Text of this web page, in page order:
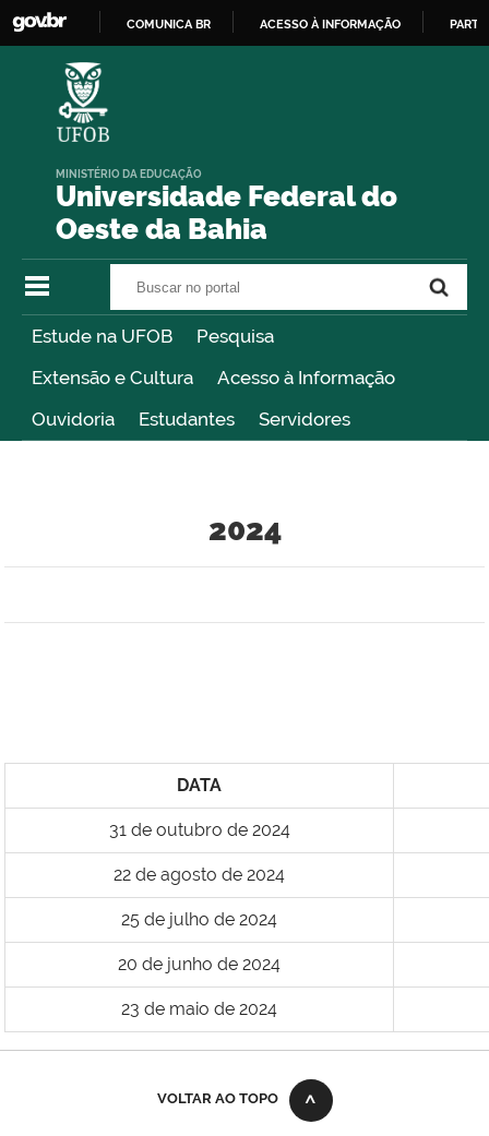
COMUNICA BR ACESSO À INFORMAÇÃO
Universidade Federal do
Oeste da Bahia
MINISTÉRIO DA EDUCAÇÃO
Estude na UFOB
Pesquisa
Extensão e Cultura
Acesso à Informação
Ouvidoria
Estudantes Servidores
2024
DATA
31 de outubro de 2024
22 de agosto de 2024
25 de julho de 2024
20 de junho de 2024
23 de maio de 2024
VOLTAR AO TOPO